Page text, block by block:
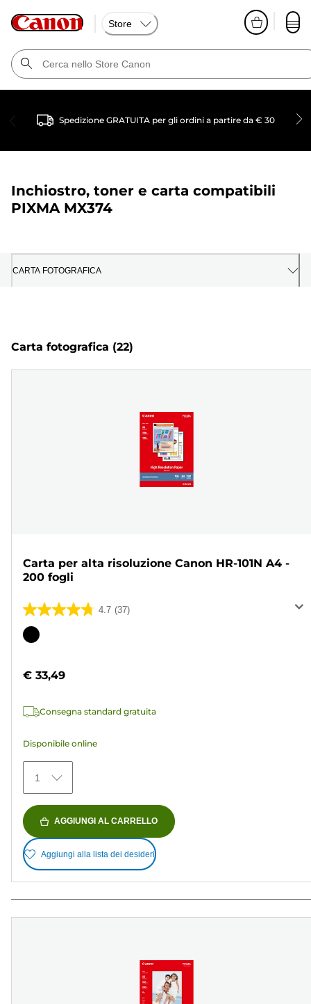
Store
Spedizione GRATUITA per gli ordini a partire da € 30
Inchiostro, toner e carta compatibili
PIXMA MX374
CARTA FOTOGRAFICA
Carta fotografica (22)
Carta per alta risoluzione Canon HR-101N A4 -
200 fogli
4.7 (37)
4.7
su
37
Cartuccia
€ 33,49
Consegna standard gratuita
Disponibile online
1
AGGIUNGI AL CARRELLO
Aggiungi alla lista dei desideri